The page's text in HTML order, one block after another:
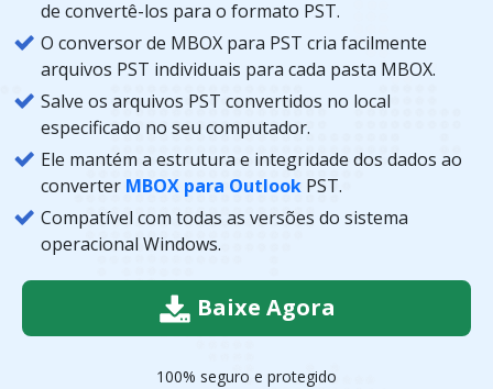
de convertê-los para o formato PST.
O conversor de MBOX para PST cria facilmente
arquivos PST individuais para cada pasta MBOX.
Salve os arquivos PST convertidos no local
especificado no seu computador.
Ele mantém a estrutura e integridade dos dados ao
converter MBOX para Outlook PST.
Compatível com todas as versões do sistema
operacional Windows.
Baixe Agora
100% seguro e protegido